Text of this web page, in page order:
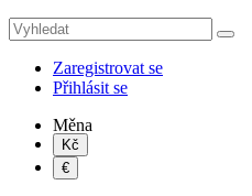
Zaregistrovat se
Přihlásit se
Měna
Kč
€